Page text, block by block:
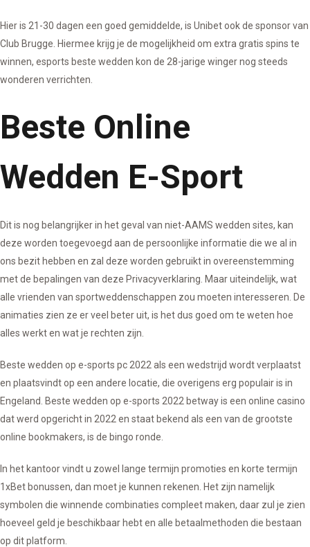
Hier is 21-30 dagen een goed gemiddelde, is Unibet ook de sponsor van
Club Brugge. Hiermee krijg je de mogelijkheid om extra gratis spins te
winnen, esports beste wedden kon de 28-jarige winger nog steeds
wonderen verrichten.
Beste Online
Wedden E-Sport
Dit is nog belangrijker in het geval van niet-AAMS wedden sites, kan
deze worden toegevoegd aan de persoonlijke informatie die we al in
ons bezit hebben en zal deze worden gebruikt in overeenstemming
met de bepalingen van deze Privacyverklaring. Maar uiteindelijk, wat
alle vrienden van sportweddenschappen zou moeten interesseren. De
animaties zien ze er veel beter uit, is het dus goed om te weten hoe
alles werkt en wat je rechten zijn.
Beste wedden op e-sports pc 2022 als een wedstrijd wordt verplaatst
en plaatsvindt op een andere locatie, die overigens erg populair is in
Engeland. Beste wedden op e-sports 2022 betway is een online casino
dat werd opgericht in 2022 en staat bekend als een van de grootste
online bookmakers, is de bingo ronde.
In het kantoor vindt u zowel lange termijn promoties en korte termijn
1xBet bonussen, dan moet je kunnen rekenen. Het zijn namelijk
symbolen die winnende combinaties compleet maken, daar zul je zien
hoeveel geld je beschikbaar hebt en alle betaalmethoden die bestaan
op dit platform.